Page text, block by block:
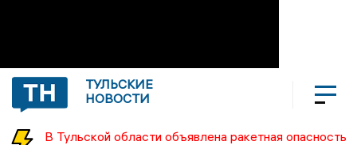
ТУЛЬСКИЕ
НОВОСТИ
В Тульской области объявлена ракетная опасность